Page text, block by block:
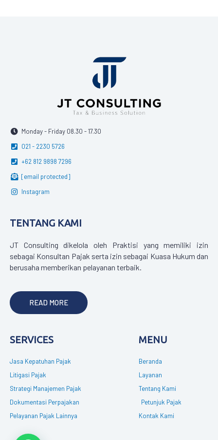
Monday - Friday 08.30 - 17.30
021 - 2230 5726
+62 812 9898 7296
[email protected]
Instagram
TENTANG KAMI
JT Consulting dikelola oleh Praktisi yang memiliki izin
sebagai Konsultan Pajak serta izin sebagai Kuasa Hukum dan
berusaha memberikan pelayanan terbaik.
READ MORE
SERVICES
Jasa Kepatuhan Pajak
Litigasi Pajak
Strategi Manajemen Pajak
Dokumentasi Perpajakan
Pelayanan Pajak Lainnya
MENU
Beranda
Layanan
Tentang Kami
Petunjuk Pajak
Kontak Kami